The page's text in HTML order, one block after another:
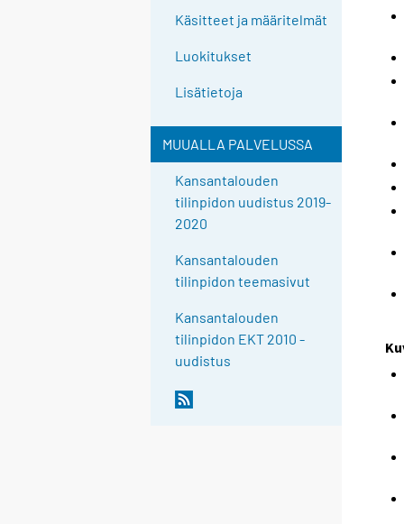
Käsitteet ja määritelmät
Luokitukset
Lisätietoja
MUUALLA PALVELUSSA
Kansantalouden
tilinpidon uudistus 2019-
2020
Kansantalouden
tilinpidon teemasivut
Kansantalouden
tilinpidon EKT 2010 -
uudistus